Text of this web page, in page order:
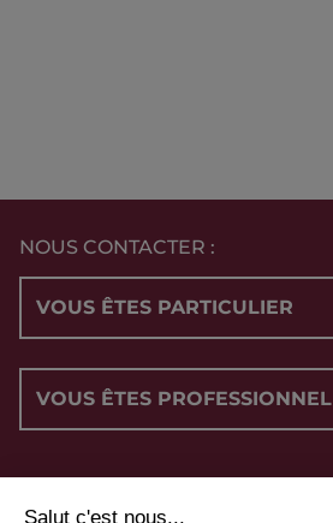
NOUS CONTACTER :
VOUS ÊTES PARTICULIER
VOUS ÊTES PROFESSIONNEL